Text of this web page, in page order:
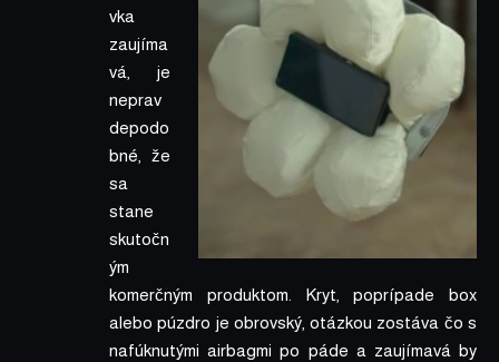
vka
zaujíma
vá, je
neprav
depodo
bné, že
sa
stane
skutočn
ým
komerčným produktom. Kryt, poprípade box
alebo púzdro je obrovský, otázkou zostáva čo s
nafúknutými airbagmi po páde a zaujímavá by